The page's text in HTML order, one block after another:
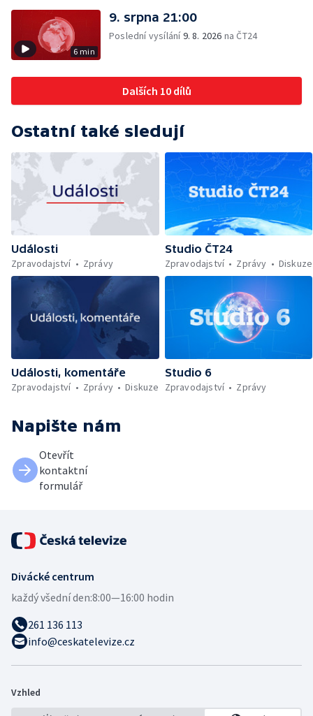
6 min
9. srpna 21:00
Poslední vysílání9. 8. 2026 na ČT24
Dalších 10 dílů
Ostatní také sledují
Události
Zpravodajství
Zprávy
Studio ČT24
Zpravodajství
Zprávy Diskuze
Události, komentáře
Zpravodajství
Zprávy Diskuze
Studio 6
Zpravodajství
Zprávy
Napište nám
Otevřít
kontaktní
formulář
Divácké centrum
každý všední den:8:00—16:00 hodin
261 136 113
info@ceskatelevize.cz
Vzhled